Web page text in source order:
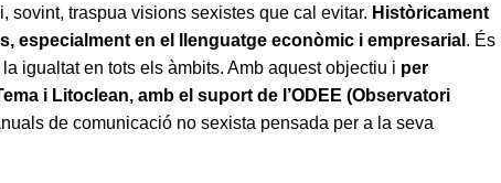
sovint, traspua visions sexistes que cal evitar. Històricament
en el llenguatge econòmic i empresarial . És
igualtat en tots els àmbits. Amb aquest objectiu i per
i Litoclean, amb el suport de l’ODEE (Observatori
de comunicació no sexista pensada per a la seva